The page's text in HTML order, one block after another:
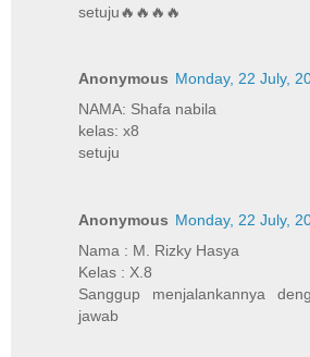
setuju🔥🔥🔥🔥
Anonymous Monday, 22 July,
NAMA: Shafa nabila
kelas: x8
setuju
Anonymous Monday, 22 July,
Nama : M. Rizky Hasya
Kelas : X.8
Sanggup menjalankannya
jawab